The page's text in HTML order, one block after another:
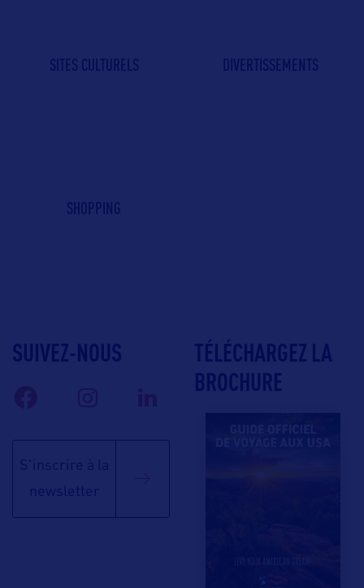
SITES CULTURELS DIVERTISSEMENTS
SHOPPING
SUIVEZ-NOUS
S'inscrire à la
newsletter
TÉLÉCHARGEZ LA
BROCHURE